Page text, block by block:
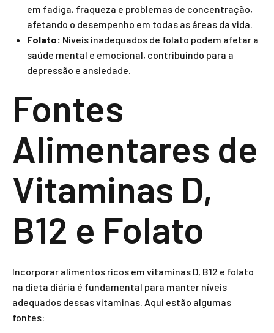
em fadiga, fraqueza e problemas de concentração,
afetando o desempenho em todas as áreas da vida.
Folato: Níveis inadequados de folato podem afetar a
saúde mental e emocional, contribuindo para a
depressão e ansiedade.
Fontes
Alimentares de
Vitaminas D,
B12 e Folato
Incorporar alimentos ricos em vitaminas D, B12 e folato
na dieta diária é fundamental para manter níveis
adequados dessas vitaminas. Aqui estão algumas
fontes: